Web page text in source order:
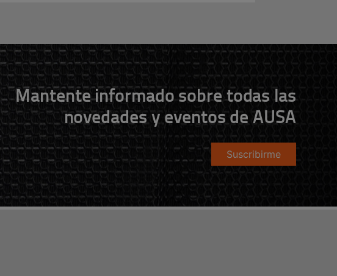
Mantente informado sobre todas las
novedades y eventos de AUSA
Suscribirme